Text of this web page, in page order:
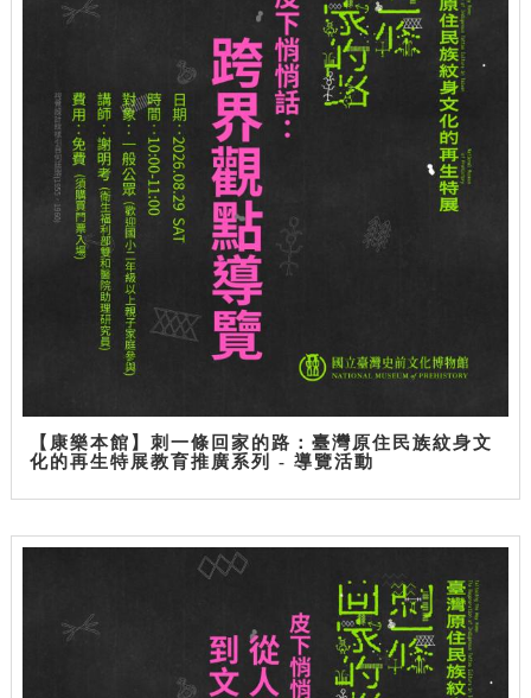
【康樂本館】刺一條回家的路：臺灣原住民族紋身文
化的再生特展教育推廣系列 - 導覽活動